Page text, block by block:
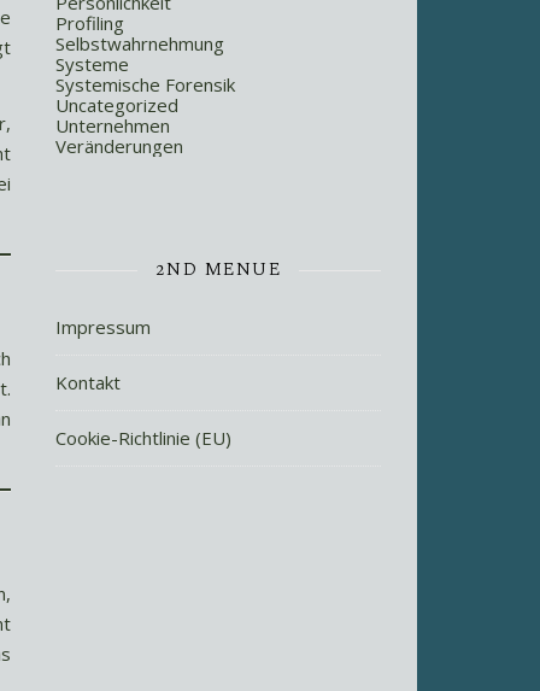
Profiling
Selbstwahrnehmung
Systeme
Systemische Forensik
Uncategorized
Unternehmen
Veränderungen
2ND MENUE
Impressum
Kontakt
Cookie-Richtlinie (EU)